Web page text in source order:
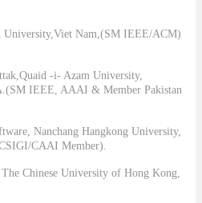
University,Viet Nam,(SM IEEE/ACM)
-i- Azam University,
IEEE, AAAI & Member Pakistan
Nanchang Hangkong University,
CAAI Member).
Chinese University of Hong Kong,